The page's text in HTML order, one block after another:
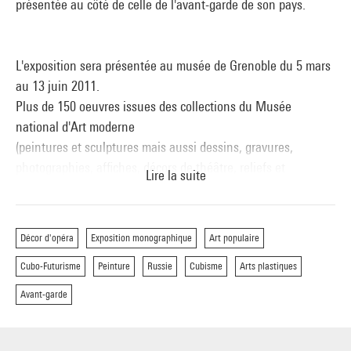
présentée au côté de celle de l'avant-garde de son pays.
L'exposition sera présentée au musée de Grenoble du 5 mars
au 13 juin 2011.
Plus de 150 oeuvres issues des collections du Musée
national d'Art moderne
(peintures et sculptures mais aussi dessins, gravures,
photographies, affiches, décors de théâtre, reliefs et
particulièrement féconde de l'histoire de l'art du XXème
siècle, avec comme fil conducteur l'univers fascinant d'un des
grands poètes de la peinture moderne :
Marc Chagall.
Lire la suite
Décor d'opéra Exposition monographique Art populaire
Cubo-Futurisme Peinture Russie Cubisme Arts plastiques
Avant-garde